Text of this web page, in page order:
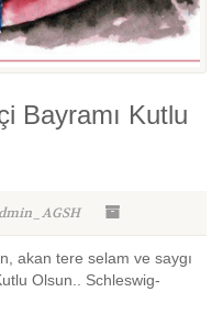
Bayramı Kutlu
akan tere selam ve saygı
Olsun.. Schleswig-